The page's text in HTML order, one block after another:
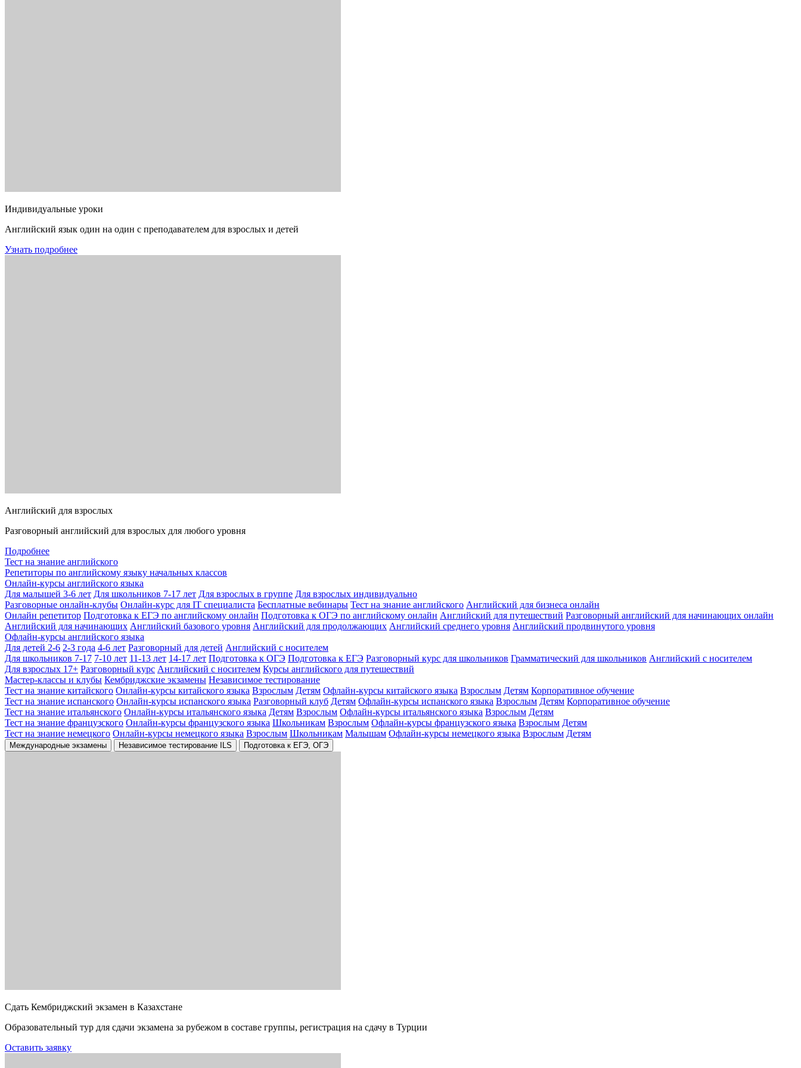
Индивидуальные уроки
Английский язык один на один с преподавателем для взрослых и детей
Узнать подробнее
Английский для взрослых
Разговорный английский для взрослых для любого уровня
Подробнее
Тест на знание английского
Репетиторы по английскому языку начальных классов
Онлайн-курсы английского языка
Для малышей 3-6 лет Для школьников 7-17 лет Для взрослых в группе Для взрослых индивидуально
Разговорные онлайн-клубы Онлайн-курс для IT специалиста Бесплатные вебинары Тест на знание английского Английский для бизнеса онлайн
Онлайн репетитор Подготовка к ЕГЭ по английскому онлайн Подготовка к ОГЭ по английскому онлайн Английский для путешествий Разговорный английский для начинающих онлайн
Английский для начинающих Английский базового уровня Английский для продолжающих Английский среднего уровня Английский продвинутого уровня
Офлайн-курсы английского языка
Для детей 2-6 2-3 года 4-6 лет Разговорный для детей Английский с носителем
Для школьников 7-17 7-10 лет 11-13 лет 14-17 лет Подготовка к ОГЭ Подготовка к ЕГЭ Разговорный курс для школьников Грамматический для школьников Английский с носителем
Для взрослых 17+ Разговорный курс Английский с носителем Курсы английского для путешествий
Мастер-классы и клубы Кембриджские экзамены Независимое тестирование
Тест на знание китайского Онлайн-курсы китайского языка Взрослым Детям Офлайн-курсы китайского языка Взрослым Детям Корпоративное обучение
Тест на знание испанского Онлайн-курсы испанского языка Разговорный клуб Детям Офлайн-курсы испанского языка Взрослым Детям Корпоративное обучение
Тест на знание итальянского Онлайн-курсы итальянского языка Детям Взрослым Офлайн-курсы итальянского языка Взрослым Детям
Тест на знание французского Онлайн-курсы французского языка Школьникам Взрослым Офлайн-курсы французского языка Взрослым Детям
Тест на знание немецкого Онлайн-курсы немецкого языка Взрослым Школьникам Малышам Офлайн-курсы немецкого языка Взрослым Детям
Международные экзамены Независимое тестирование ILS Подготовка к ЕГЭ, ОГЭ
Сдать Кембриджский экзамен в Казахстане
Образовательный тур для сдачи экзамена за рубежом в составе группы, регистрация на сдачу в Турции
Оставить заявку